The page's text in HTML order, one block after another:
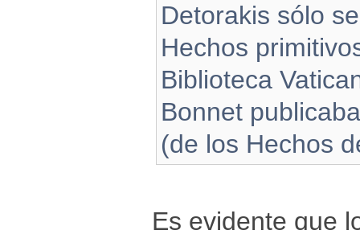
Detorakis sólo
Hechos
Biblioteca
Bonnet
(de los Hechos
Es evidente que